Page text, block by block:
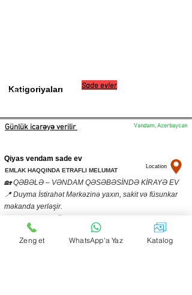
Katigoriyaları
077 593 93 16
Sade evler
Günlük icarəyə verilir Vandam, Azerbaycan
Qiyas vendam sade ev
EMLAK HAQQINDA ETRAFLI MELUMAT
Location
🏡 QƏBƏLƏ – VƏNDAM QƏSƏBƏSİNDƏ KİRAYƏ EV
📍 Duyma İstirahət Mərkəzinə yaxın, sakit və füsunkar
məkanda yerləşir.
aylarında havası sərin və rahatdır.
🛏 3 yataq otağı
Zeng et WhatsApp'a Yaz Katalog